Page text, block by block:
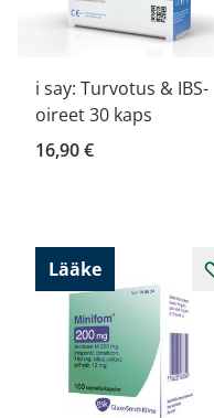
i say: Turvotus & IBS-
oireet 30 kaps
16,90 €
Lääke